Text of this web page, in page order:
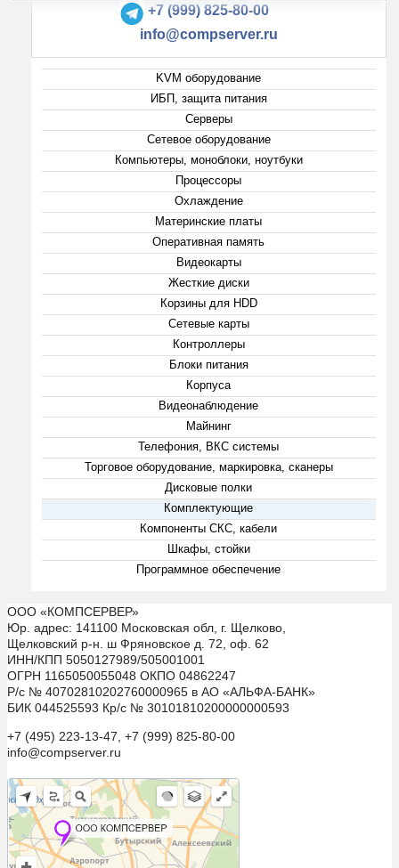
+7 (999) 825-80-00
info@compserver.ru
KVM оборудование
ИБП, защита питания
Серверы
Сетевое оборудование
Компьютеры, моноблоки, ноутбуки
Процессоры
Охлаждение
Материнские платы
Оперативная память
Видеокарты
Жесткие диски
Корзины для HDD
Сетевые карты
Контроллеры
Блоки питания
Корпуса
Видеонаблюдение
Майнинг
Телефония, ВКС системы
Торговое оборудование, маркировка, сканеры
Дисковые полки
Комплектующие
Компоненты СКС, кабели
Шкафы, стойки
Программное обеспечение
ООО «КОМПСЕРВЕР»
Юр. адрес: 141100 Московская обл, г. Щелково,
Щелковский р-н. ш Фряновское д. 72, оф. 62
ИНН/КПП 5050127989/505001001
ОГРН 1165050055048 ОКПО 04862247
Р/с № 40702810202760000965 в АО «АЛЬФА-БАНК»
БИК 044525593 Кр/с № 30101810200000000593
+7 (495) 223-13-47, +7 (999) 825-80-00
info@compserver.ru